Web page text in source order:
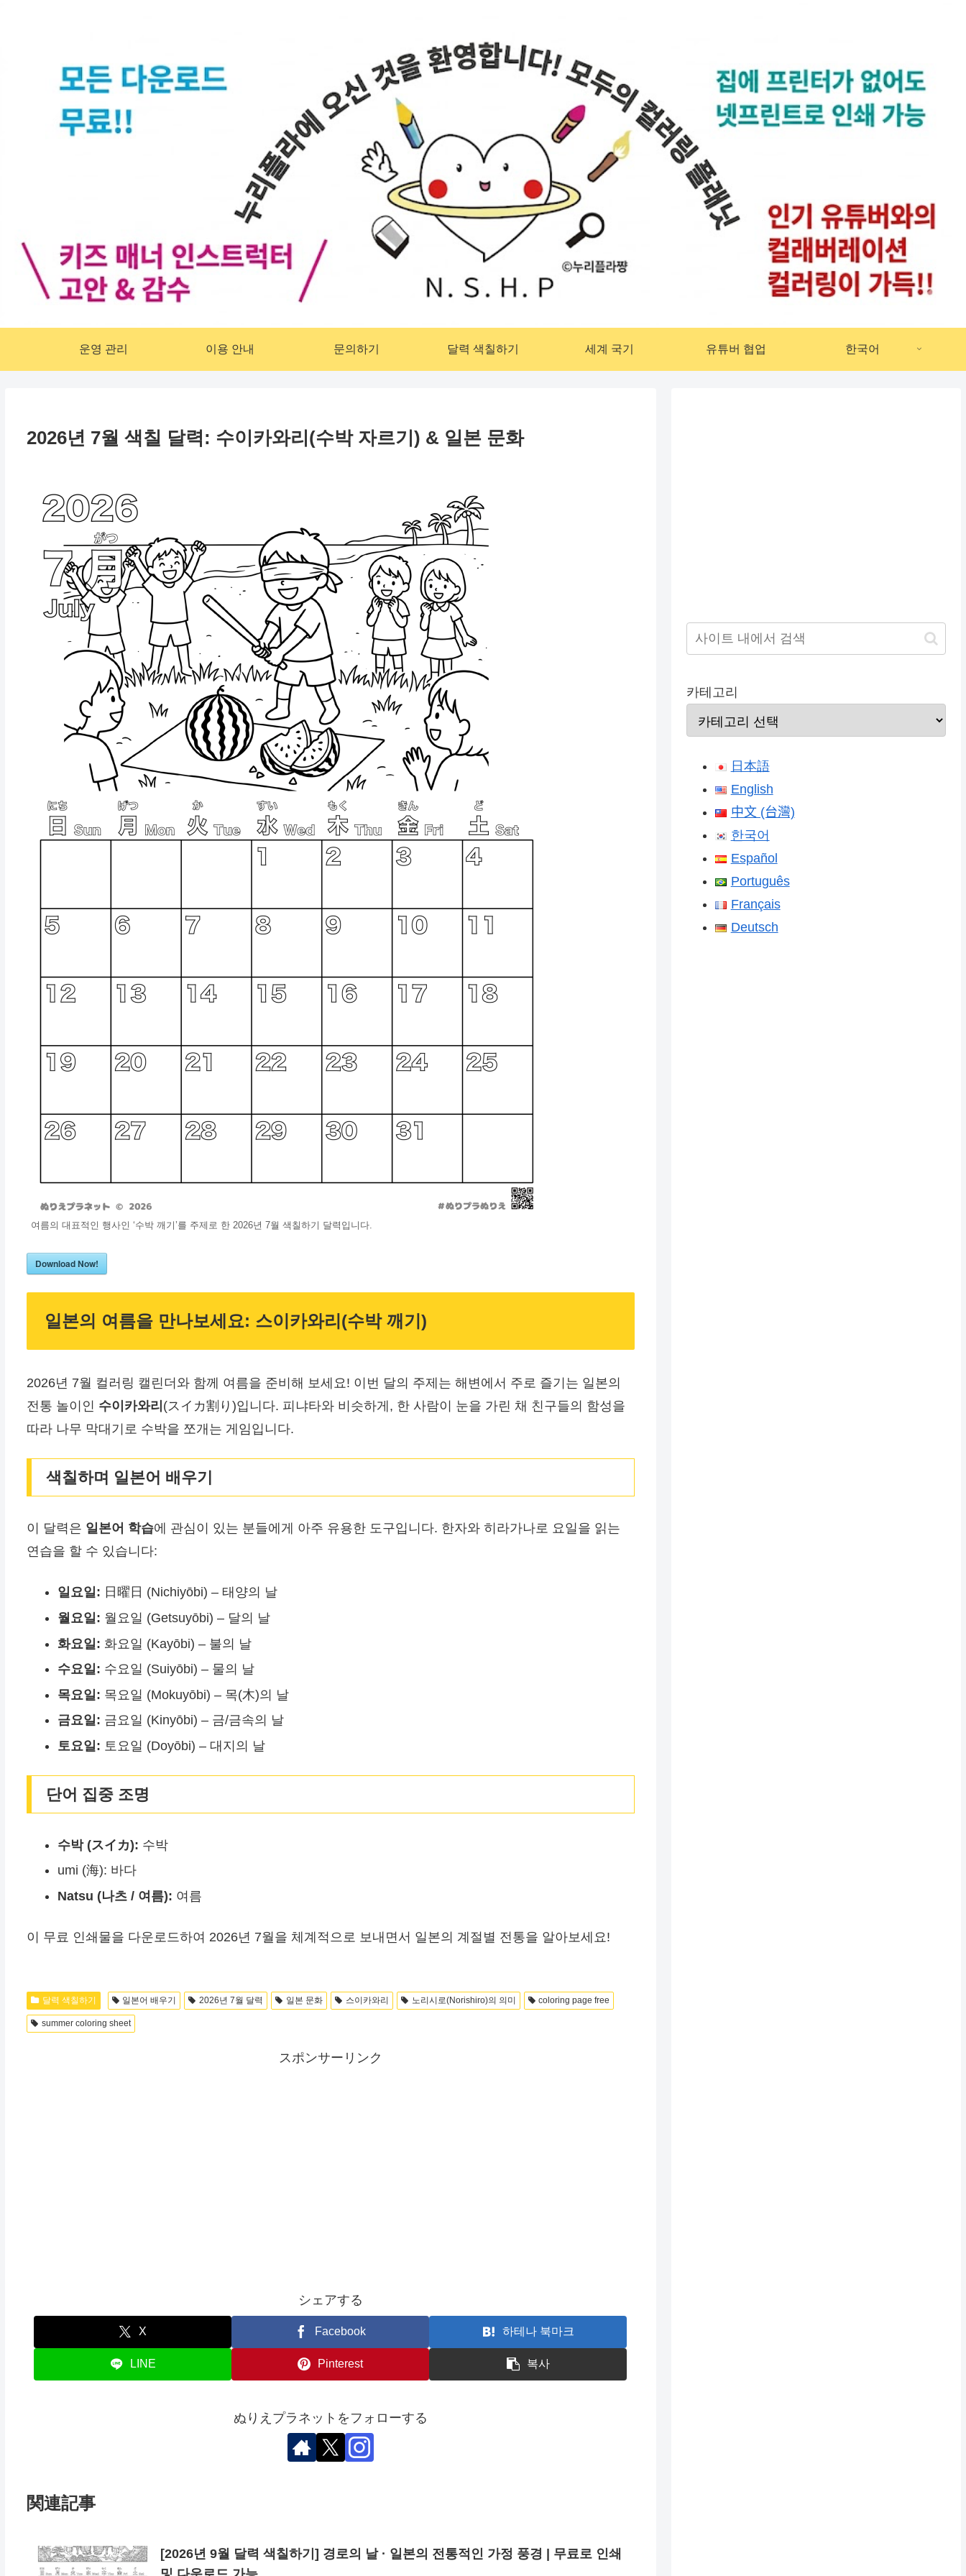
운영 관리 이용 안내 문의하기 달력 색칠하기 세계 국기 유튜버 협업 한국어
2026년 7월 색칠 달력: 수이카와리(수박 자르기) & 일본 문화
여름의 대표적인 행사인 ‘수박 깨기’를 주제로 한 2026년 7월 색칠하기 달력입니다.
Download Now!
일본의 여름을 만나보세요: 스이카와리(수박 깨기)
2026년 7월 컬러링 캘린더와 함께 여름을 준비해 보세요! 이번 달의 주제는 해변에서 주로 즐기는 일본의
전통 놀이인 수이카와리 (スイカ割り)입니다. 피냐타와 비슷하게, 한 사람이 눈을 가린 채 친구들의 함성을
따라 나무 막대기로 수박을 쪼개는 게임입니다.
색칠하며 일본어 배우기
이 달력은 일본어 학습에 관심이 있는 분들에게 아주 유용한 도구입니다. 한자와 히라가나로 요일을 읽는
연습을 할 수 있습니다:
일요일: 日曜日 (Nichiyōbi) – 태양의 날
월요일: 월요일 (Getsuyōbi) – 달의 날
화요일: 화요일 (Kayōbi) – 불의 날
수요일: 수요일 (Suiyōbi) – 물의 날
목요일: 목요일 (Mokuyōbi) – 목(木)의 날
금요일: 금요일 (Kinyōbi) – 금/금속의 날
토요일: 토요일 (Doyōbi) – 대지의 날
단어 집중 조명
수박 (スイカ): 수박
umi (海): 바다
Natsu (나츠 / 여름): 여름
이 무료 인쇄물을 다운로드하여 2026년 7월을 체계적으로 보내면서 일본의 계절별 전통을 알아보세요!
달력 색칠하기 일본어 배우기 2026년 7월 달력 일본 문화 스이카와리 노리시로(Norishiro)의 의미 coloring page free
summer coloring sheet
スポンサーリンク
シェアする
X Facebook 하테나 북마크
LINE Pinterest 복사
ぬりえプラネットをフォローする
関連記事
[2026년 9월 달력 색칠하기] 경로의 날 · 일본의 전통적인 가정 풍경 | 무료로 인쇄
카테고리
日本語
English
中文 (台灣)
한국어
Español
Português
Français
Deutsch